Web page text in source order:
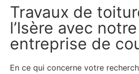
Travaux de
l’Isère avec notre
entreprise de
En ce qui concerne votre